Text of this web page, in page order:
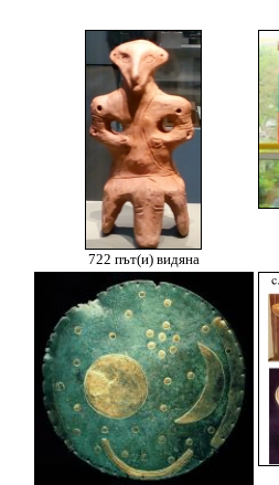
722 път(и) видяна